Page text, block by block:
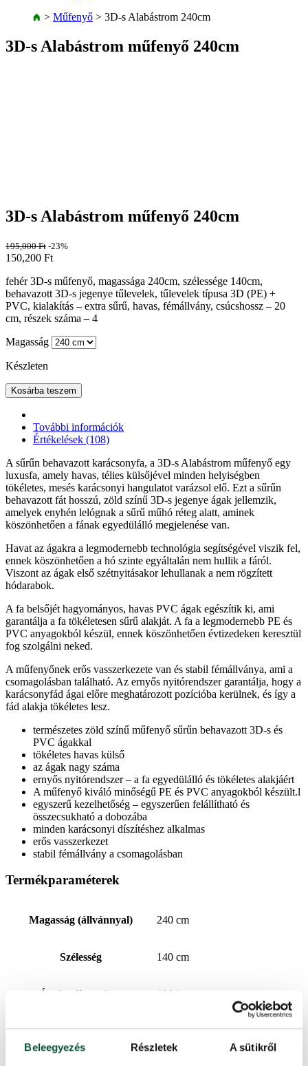
Beleegyezés Részletek A sütikről
> Műfenyő > 3D-s Alabástrom 240cm
3D-s Alabástrom műfenyő 240cm
3D-s Alabástrom műfenyő 240cm
195,000Ft -23%
150,200 Ft
fehér 3D-s műfenyő, magassága 240cm, szélessége 140cm,
behavazott 3D-s jegenye tűlevelek, tűlevelek típusa 3D (PE) +
PVC, kialakítás – extra sűrű, havas, fémállvány, csúcshossz – 20
cm, részek száma – 4
Magasság
Készleten
Kosárba teszem
További információk
Értékelések (108)
A sűrűn behavazott karácsonyfa, a 3D-s Alabástrom műfenyő egy
luxusfa, amely havas, télies külsőjével minden helyiségben
tökéletes, mesés karácsonyi hangulatot varázsol elő. Ezt a sűrűn
behavazott fát hosszú, zöld színű 3D-s jegenye ágak jellemzik,
amelyek enyhén lelógnak a sűrű műhó réteg alatt, aminek
köszönhetően a fának egyedülálló megjelenése van.
Havat az ágakra a legmodernebb technológia segítségével viszik fel,
ennek köszönhetően a hó szinte egyáltalán nem hullik a fáról.
Viszont az ágak első szétnyitásakor lehullanak a nem rögzített
hódarabok.
A fa belsőjét hagyományos, havas PVC ágak egészítik ki, ami
garantálja a fa tökéletesen sűrű alakját. A fa a legmodernebb PE és
PVC anyagokból készül, ennek köszönhetően évtizedeken keresztül
fog szolgálni neked.
A műfenyőnek erős vasszerkezete van és stabil fémállványa, ami a
csomagolásban található. Az ernyős nyitórendszer garantálja, hogy a
karácsonyfád ágai előre meghatározott pozícióba kerülnek, és így a
fád alakja tökéletes lesz.
természetes zöld színű műfenyő sűrűn behavazott 3D-s és
PVC ágakkal
tökéletes havas külső
az ágak nagy száma
ernyős nyitórendszer – a fa egyedülálló és tökéletes alakjáért
A műfenyő kiváló minőségű PE és PVC anyagokból készült.l
egyszerű kezelhetőség – egyszerűen felállítható és
összecsukható a dobozába
minden karácsonyi díszítéshez alkalmas
erős vasszerkezet
stabil fémállvány a csomagolásban
Termékparaméterek
Magasság (állvánnyal) 240 cm
Szélesség 140 cm
Ágak teljes száma 1984
Tűlevél típus 3D (PE) + PVC